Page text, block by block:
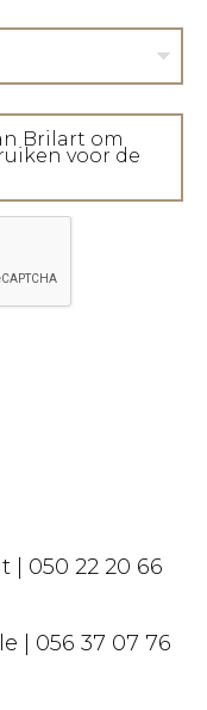
Brilart om
voor de
| 050 22 20 66
| 056 37 07 76